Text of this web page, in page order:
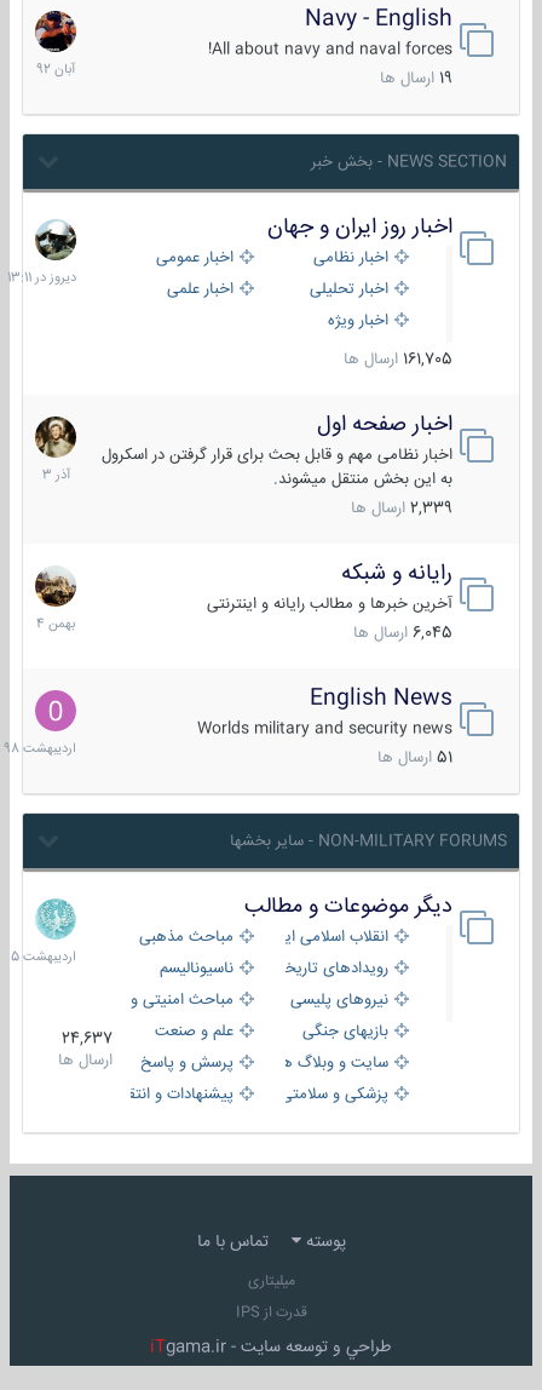
Navy - English
All about navy and naval forces!
ارسال ها
22
آبان
1392
NEWS SECTION - بخش خبر
اخبار روز ایران و جهان
اخبار نظامی
اخبار عمومی
اخبار تحلیلی
اخبار علمی
اخبار ویژه
161,705 ارسال ها
دیروز
در
13:11
اخبار صفحه اول
اخبار نظامی مهم و قابل بحث برای قرار گرفتن در اسکرول
به این بخش منتقل میشوند.
2,339 ارسال ها
7
آذر
1403
رایانه و شبکه
آخرین خبرها و مطالب رایانه و اینترنتی
6,045 ارسال ها
30
بهمن
1404
English News
Worlds military and security news
51 ارسال ها
10
1398
NON-MILITARY FORUMS - سایر بخشها
دیگر موضوعات و مطالب
انقلاب اسلامی ایران
مباحث مذهبی
رویدادهای تاریخی و مذهبیناسیونالیسم
نیروهای پلیسی
مباحث امنیتی و اطلاعاتی
بازیهای جنگی
علم و صنعت
سایت و وبلاگ ها
پرسش و پاسخ
پزشکی و سلامتی
پیشنهادات و انتقادات
24,637
ارسال ها
8
1405
پوسته تماس با ما
میلیتاری
قدرت از IPS
طراحي و توسعه سايت - iTgama.ir